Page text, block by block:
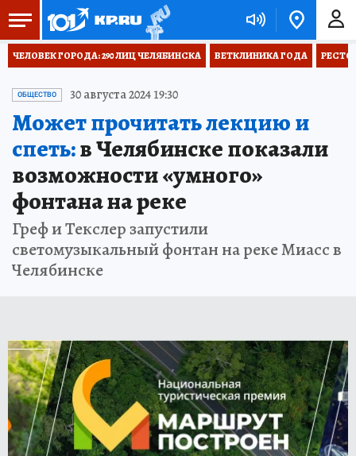
ЧЕЛОВЕК ГОРОДА: 290 ЛИЦ ЧЕЛЯБИНСКА ВЕТКЛИНИКА ГОДА
ОБЩЕСТВО 30 августа 2024 19:30
Может прочитать лекцию и
спеть:в Челябинске показали
возможности «умного»
фонтана на реке
Греф и Текслер запустили
светомузыкальный фонтан на реке Миасс в
Челябинске